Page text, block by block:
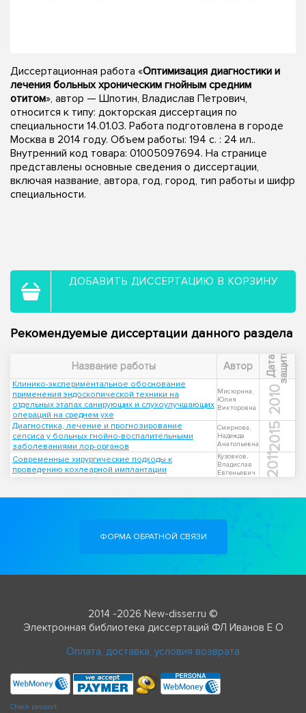
Диссертационная работа «Оптимизация диагностики и
лечения больных хроническим гнойным средним
отитом», автор — Шпотин, Владислав Петрович,
относится к типу: докторская диссертация по
специальности 14.01.03. Работа подготовлена в городе
Москва в 2014 году. Объем работы: 194 с. : 24 ил..
Внутренний код товара: 01005097694. На странице
представлены основные сведения о диссертации,
включая название, автора, год, город, тип работы и шифр
специальности.
ДОБАВИТЬ ДИССЕРТАЦИЮ В КОРЗИНУ
Рекомендуемые диссертации данного раздела
Название работы Автор Д
а
т
а
з
а
щ
и
т ы
Клинико-экспериментальное обоснование
применения эндоскопической техники на
отдельных этапах санирующих и слухоулучшающих
операций на среднем ухе
Мисюрина,
Юлия
Викторовна
2010
Диагностика, лечение и прогнозирование
сепсиса у больных гнойно-воспалительными
заболеваниями лор-органов
Смирнова,
Надежда
Анатольевна
2015
Современные хирургические подходы к
проведению кохлеарной имплантации
Кузовков,
Владислав
Евгеньевич
2011
ФОРМА ОБРАТНОЙ СВЯЗИ
2014 -2026 New-disser.ru ©
Электронная библиотека диссертаций ФЛ Иванов Е О
Оплата, доставка, условия возврата
Check passport